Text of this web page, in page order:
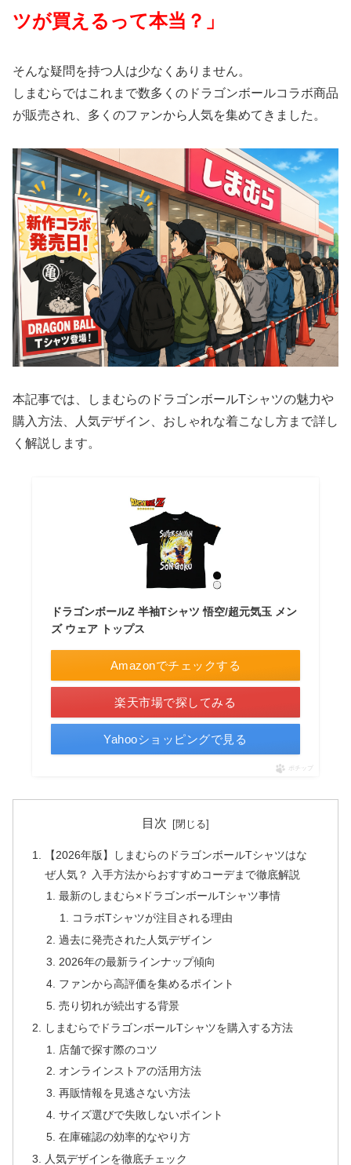
ツが買えるって本当？」
そんな疑問を持つ人は少なくありません。
しまむらではこれまで数多くのドラゴンボールコラボ商品
が販売され、多くのファンから人気を集めてきました。
本記事では、しまむらのドラゴンボールTシャツの魅力や
購入方法、人気デザイン、おしゃれな着こなし方まで詳し
く解説します。
ドラゴンボールZ 半袖Tシャツ 悟空/超元気玉 メン
ズ ウェア トップス
Amazonでチェックする
楽天市場で探してみる
Yahooショッピングで見る
ポチップ
目次
【2026年版】しまむらのドラゴンボールTシャツはな
ぜ人気？ 入手方法からおすすめコーデまで徹底解説
最新のしまむら×ドラゴンボールTシャツ事情
コラボTシャツが注目される理由
過去に発売された人気デザイン
2026年の最新ラインナップ傾向
ファンから高評価を集めるポイント
売り切れが続出する背景
しまむらでドラゴンボールTシャツを購入する方法
店舗で探す際のコツ
オンラインストアの活用方法
再販情報を見逃さない方法
サイズ選びで失敗しないポイント
在庫確認の効率的なやり方
人気デザインを徹底チェック